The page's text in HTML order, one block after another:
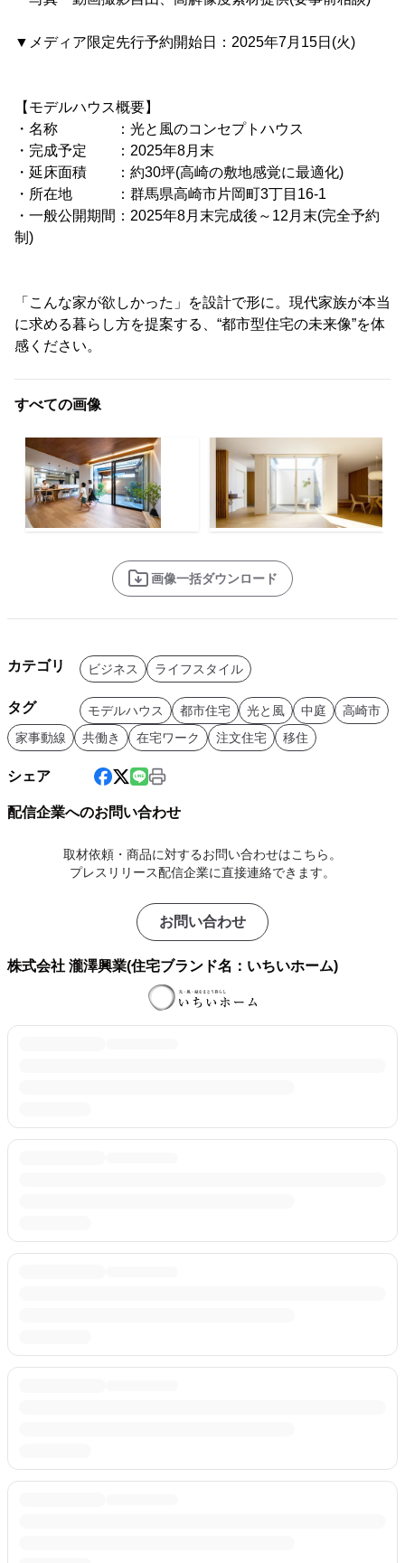
▼メディア限定先行予約開始日：2025年7月15日(火)
【モデルハウス概要】
・名称 ：光と風のコンセプトハウス
・完成予定 ：2025年8月末
・延床面積 ：約30坪(高崎の敷地感覚に最適化)
・所在地 ：群馬県高崎市片岡町3丁目16-1
・一般公開期間：2025年8月末完成後～12月末(完全予約
制)
「こんな家が欲しかった」を設計で形に。現代家族が本当
に求める暮らし方を提案する、“都市型住宅の未来像”を体
感ください。
すべての画像
画像一括ダウンロード
カテゴリ ビジネス ライフスタイル
タグ モデルハウス 都市住宅 光と風 中庭
高崎市
家事動線
共働き 在宅ワーク 注文住宅 移住
シェア
配信企業へのお問い合わせ
取材依頼・商品に対するお問い合わせはこちら。
プレスリリース配信企業に直接連絡できます。
お問い合わせ
株式会社 瀧澤興業(住宅ブランド名：いちいホーム)